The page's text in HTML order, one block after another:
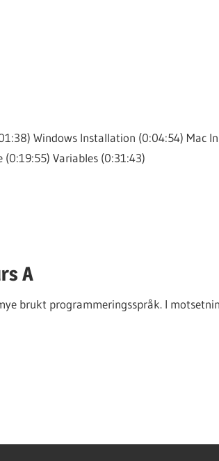
Windows Installation (0:04:54) Mac
(0:19:55) Variables (0:31:43)
A
brukt programmeringsspråk. I